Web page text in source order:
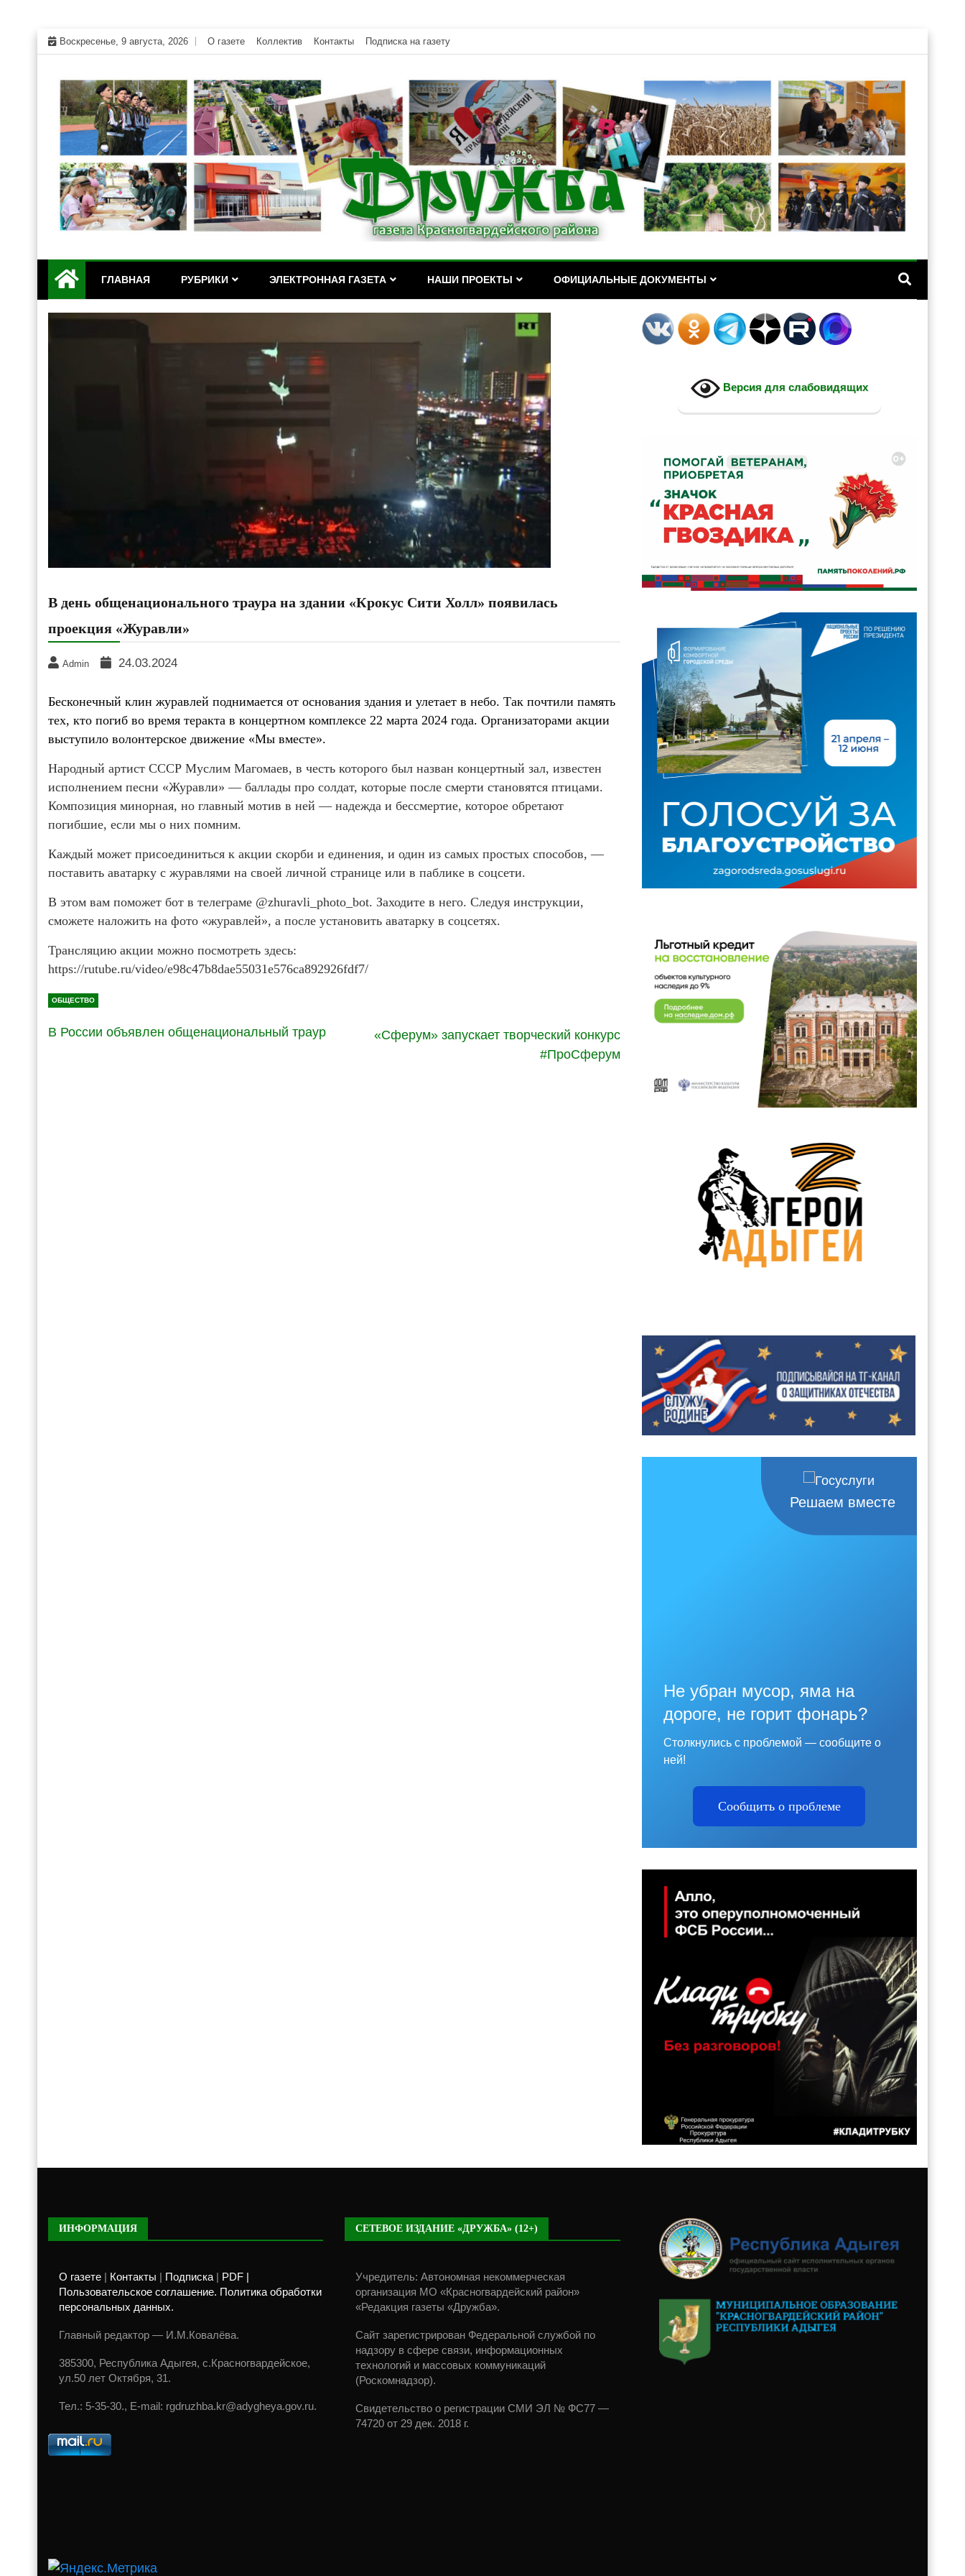
Skip
to
content
Воскресенье, 9 августа, 2026 О газете Коллектив Контакты Подписка на газету
"Дружба" — газета Красногвардейского района РА
ГЛАВНАЯ РУБРИКИ ЭЛЕКТРОННАЯ ГАЗЕТА НАШИ ПРОЕКТЫ ОФИЦИАЛЬНЫЕ ДОКУМЕНТЫ
В день общенационального траура на здании «Крокус Сити Холл» появилась
проекция «Журавли»
Admin 24.03.2024
Бесконечный клин журавлей поднимается от основания здания и улетает в небо. Так почтили память
тех, кто погиб во время теракта в концертном комплексе 22 марта 2024 года. Организаторами акции
выступило волонтерское движение «Мы вместе».
Народный артист СССР Муслим Магомаев, в честь которого был назван концертный зал, известен
исполнением песни «Журавли» — баллады про солдат, которые после смерти становятся птицами.
Композиция минорная, но главный мотив в ней — надежда и бессмертие, которое обретают
погибшие, если мы о них помним.
Каждый может присоединиться к акции скорби и единения, и один из самых простых способов, —
поставить аватарку с журавлями на своей личной странице или в паблике в соцсети.
В этом вам поможет бот в телеграме @zhuravli_photo_bot. Заходите в него. Следуя инструкции,
сможете наложить на фото «журавлей», а после установить аватарку в соцсетях.
Трансляцию акции можно посмотреть здесь:
https://rutube.ru/video/e98c47b8dae55031e576ca892926fdf7/
ОБЩЕСТВО
В России объявлен общенациональный траур
«Сферум» запускает творческий конкурс
#ПроСферум
Версия для слабовидящих
Решаем вместе
Не убран мусор, яма на
дороге, не горит фонарь?
Столкнулись с проблемой — сообщите о
ней!
Сообщить о проблеме
ИНФОРМАЦИЯ
О газете Контакты Подписка
PDF |
Пользовательское соглашение. Политика обработки
персональных данных.
Главный редактор — И.М.Ковалёва.
385300, Республика Адыгея, с.Красногвардейское,
ул.50 лет Октября, 31.
Тел.: 5-35-30., E-mail: rgdruzhba.kr@adygheya.gov.ru.
СЕТЕВОЕ ИЗДАНИЕ «ДРУЖБА» (12+)
Учредитель: Автономная некоммерческая
организация МО «Красногвардейский район»
«Редакция газеты «Дружба».
Сайт зарегистрирован Федеральной службой по
надзору в сфере связи, информационных
технологий и массовых коммуникаций
(Роскомнадзор).
Свидетельство о регистрации СМИ ЭЛ № ФС77 —
74720 от 29 дек. 2018 г.